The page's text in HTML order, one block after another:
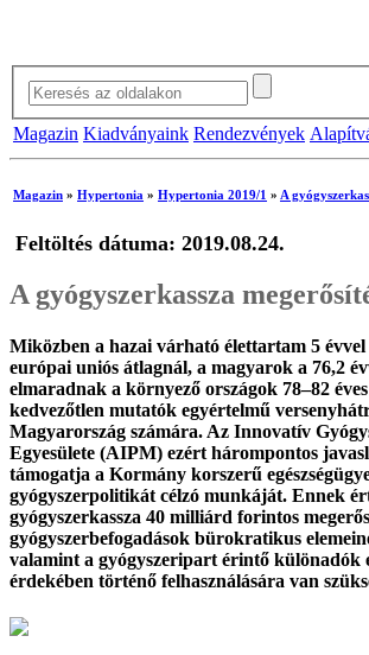
Magazin Kiadványaink Rendezvények
Magazin » Hypertonia » Hypertonia 2019/1 » A
Feltöltés dátuma: 2019.08.24.
A gyógyszerkassza
Miközben a hazai várható élettartam 5 évvel
európai uniós átlagnál, a magyarok a 76,2
elmaradnak a környező országok 78–82
kedvezőtlen mutatók egyértelmű
Magyarország számára. Az Innovatív
Egyesülete (AIPM) ezért hárompontos
támogatja a Kormány korszerű
gyógyszerpolitikát célzó munkáját. Ennek
gyógyszerkassza 40 milliárd forintos
gyógyszerbefogadások bürokratikus
valamint a gyógyszeripart érintő különadók
érdekében történő felhasználására van